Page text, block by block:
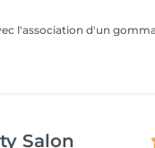
Salon